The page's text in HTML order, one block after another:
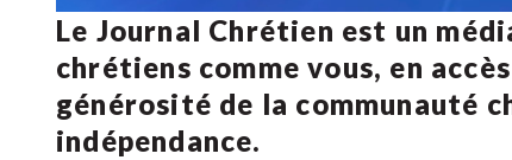
Le Journal Chrétien est un
chrétiens comme vous, en
générosité de la communauté
indépendance.